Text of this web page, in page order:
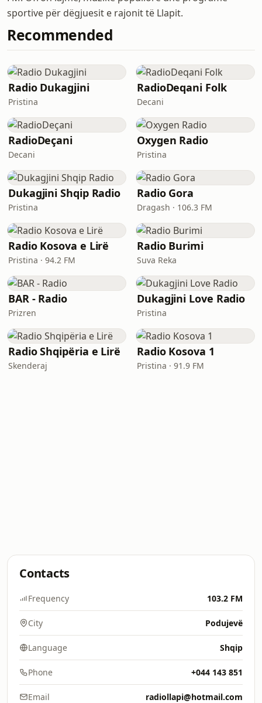
sportive për dëgjuesit e rajonit të Llapit.
Recommended
Radio Dukagjini
Pristina
RadioDeqani Folk
Decani
RadioDeçani
Decani
Oxygen Radio
Pristina
Dukagjini Shqip Radio
Pristina
Radio Gora
Dragash · 106.3 FM
Radio Kosova e Lirë
Pristina · 94.2 FM
Radio Burimi
Suva Reka
BAR - Radio
Prizren
Dukagjini Love Radio
Pristina
Radio Shqipëria e Lirë
Skenderaj
Radio Kosova 1
Pristina · 91.9 FM
Contacts
Frequency 103.2 FM
City Podujevë
Language Shqip
Phone +044 143 851
Email radiollapi@hotmail.com